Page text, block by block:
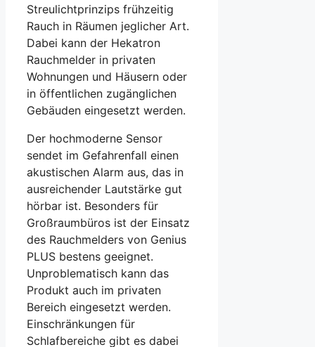
Streulichtprinzips frühzeitig
Rauch in Räumen jeglicher Art.
Dabei kann der Hekatron
Rauchmelder in privaten
Wohnungen und Häusern oder
in öffentlichen zugänglichen
Gebäuden eingesetzt werden.
Der hochmoderne Sensor
sendet im Gefahrenfall einen
akustischen Alarm aus, das in
ausreichender Lautstärke gut
hörbar ist. Besonders für
Großraumbüros ist der Einsatz
des Rauchmelders von Genius
PLUS bestens geeignet.
Unproblematisch kann das
Produkt auch im privaten
Bereich eingesetzt werden.
Einschränkungen für
Schlafbereiche gibt es dabei